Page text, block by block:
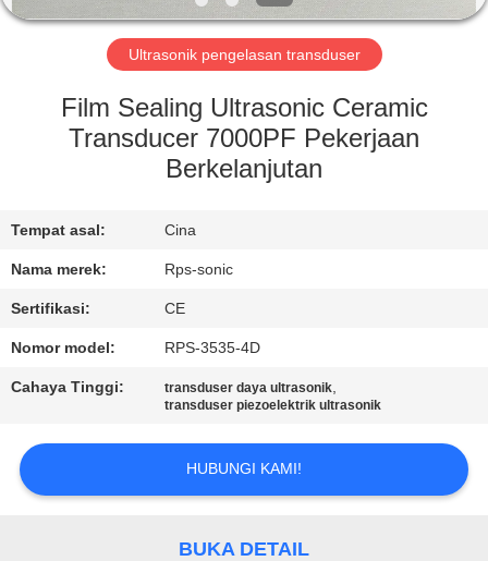
TUR
PABRIK
KONTROL
HUBUNGI
KAMI
BERITA
SITEMAP
Ultrasonik pengelasan transduser
Film Sealing Ultrasonic Ceramic
Transducer 7000PF Pekerjaan
Berkelanjutan
Tempat asal: Cina
Nama merek: Rps-sonic
Sertifikasi: CE
Nomor model: RPS-3535-4D
Cahaya Tinggi: transduser daya ultrasonik,
transduser piezoelektrik ultrasonik
HUBUNGI KAMI!
BUKA DETAIL